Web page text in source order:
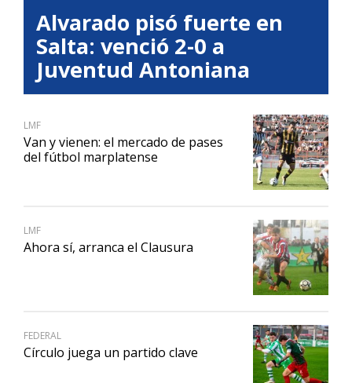
Alvarado pisó fuerte en
Salta: venció 2-0 a
Juventud Antoniana
LMF
Van y vienen: el mercado de pases
del fútbol marplatense
LMF
Ahora sí, arranca el Clausura
FEDERAL
Círculo juega un partido clave